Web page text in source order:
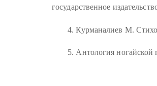
государственное
4. Курманалиев М.
5. Антология ногайской